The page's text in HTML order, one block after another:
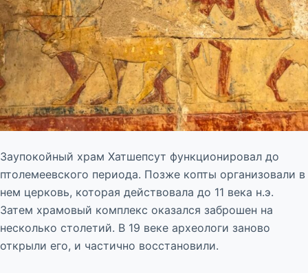
Заупокойный храм Хатшепсут функционировал до
птолемеевского периода. Позже копты организовали в
нем церковь, которая действовала до 11 века н.э.
Затем храмовый комплекс оказался заброшен на
несколько столетий. В 19 веке археологи заново
открыли его, и частично восстановили.